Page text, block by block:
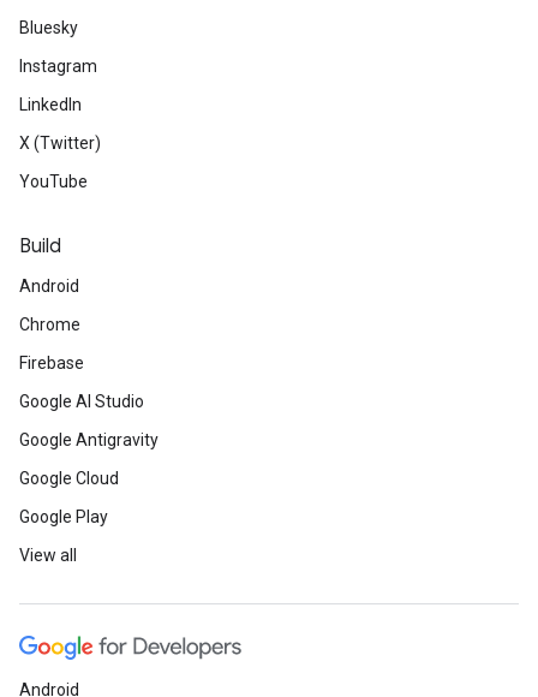
Bluesky
Instagram
LinkedIn
X (Twitter)
YouTube
Build
Android
Chrome
Firebase
Google AI Studio
Google Antigravity
Google Cloud
Google Play
View all
Android